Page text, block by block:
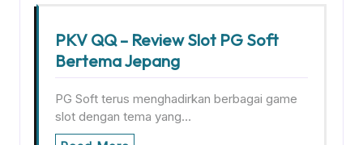
PKV QQ – Review Slot PG Soft
Bertema Jepang
PG Soft terus menghadirkan berbagai game
slot dengan tema yang…